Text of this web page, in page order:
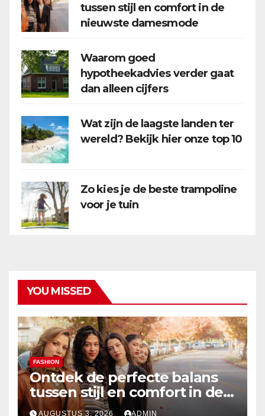
tussen stijl en comfort in de
nieuwste damesmode
Waarom goed
hypotheekadvies verder gaat
dan alleen cijfers
Wat zijn de laagste landen ter
wereld? Bekijk hier onze top 10
Zo kies je de beste trampoline
voor je tuin
YOU MISSED
FASHION
Ontdek de perfecte balans
tussen stijl en comfort in de
nieuwste damesmode
AUGUSTUS 3, 2026 ADMIN